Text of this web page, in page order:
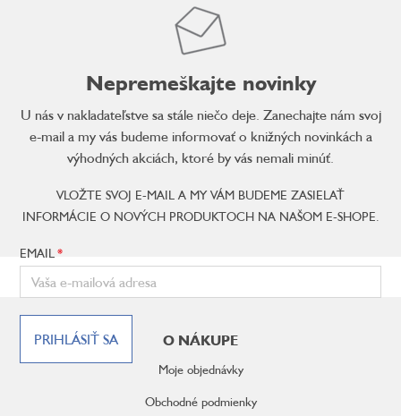
Nepremeškajte novinky
U nás v nakladateľstve sa stále niečo deje. Zanechajte nám svoj
e-mail a my vás budeme informovať o knižných novinkách a
výhodných akciách, ktoré by vás nemali minúť.
VLOŽTE SVOJ E-MAIL A MY VÁM BUDEME ZASIELAŤ
INFORMÁCIE O NOVÝCH PRODUKTOCH NA NAŠOM E-SHOPE.
EMAIL
PRIHLÁSIŤ SA O NÁKUPE
Moje objednávky
Obchodné podmienky